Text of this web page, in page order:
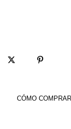
CÓMO COMPRAR